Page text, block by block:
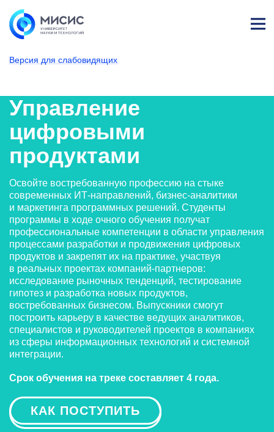
Версия для слабовидящих
т
Управление
цифровыми
продуктами
Освойте востребованную профессию на стыке
современных ИТ-направлений, бизнес-аналитики
и маркетинга программных решений. Студенты
программы в ходе очного обучения получат
профессиональные компетенции в области управления
процессами разработки и продвижения цифровых
продуктов и закрепят их на практике, участвуя
в реальных проектах компаний-партнеров:
исследование рыночных тенденций, тестирование
гипотез и разработка новых продуктов,
востребованных бизнесом. Выпускники смогут
построить карьеру в качестве ведущих аналитиков,
специалистов и руководителей проектов в компаниях
из сферы информационных технологий и системной
интеграции.
Срок обучения на треке составляет 4 года.
КАК ПОСТУПИТЬ